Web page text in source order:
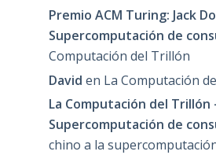
Premio ACM Turing: Jack
Supercomputación de
Computación del Trillón
David en La Computación
La Computación del Trillón
Supercomputación de
chino a la